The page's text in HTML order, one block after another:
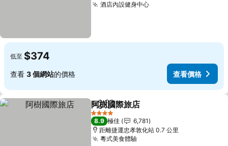
酒店內設健身中心查看價格
低至 $374
查看 3 個網站的價格 查看價格
分享 放到收藏夾
阿樹國際旅店
4 星級
8.9 極佳
6,781
距離捷運忠孝敦化站 0.7 公里
粵式美食體驗查看價格